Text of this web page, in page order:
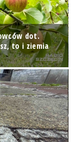
dot.
to i ziemia